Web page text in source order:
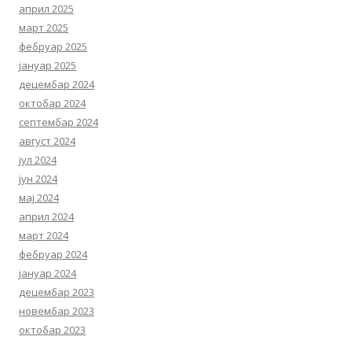
април 2025
март 2025
фебруар 2025
јануар 2025
децембар 2024
октобар 2024
септембар 2024
август 2024
јул 2024
јун 2024
мај 2024
април 2024
март 2024
фебруар 2024
јануар 2024
децембар 2023
новембар 2023
октобар 2023